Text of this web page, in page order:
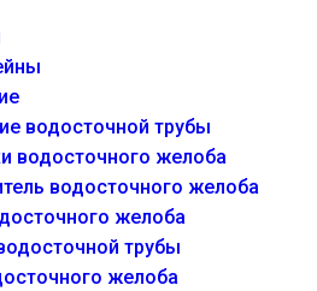
водосточной трубы
водосточного желоба
водосточного желоба
желоба
трубы
желоба